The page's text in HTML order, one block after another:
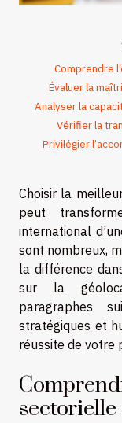
Comprendre
Évaluer la
Analyser la
Vérifier la
Privilégier
Choisir la
peut
international
sont nombreux,
la différence
sur la
paragraphes
stratégiques et
réussite de votre
sectorielle